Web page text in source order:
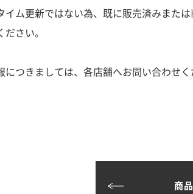
イム更新ではない為、既に販売済みまた
さい。
つきましては、各店舗へお問い合わせく
商